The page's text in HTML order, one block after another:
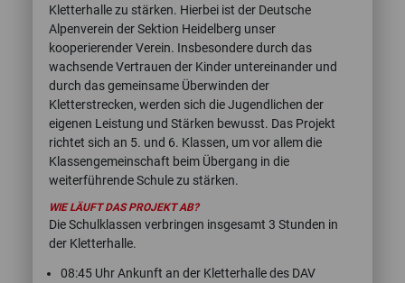
Kletterhalle zu stärken. Hierbei ist der Deutsche
Alpenverein der Sektion Heidelberg unser
kooperierender Verein. Insbesondere durch das
wachsende Vertrauen der Kinder untereinander und
durch das gemeinsame Überwinden der
Kletterstrecken, werden sich die Jugendlichen der
eigenen Leistung und Stärken bewusst. Das Projekt
richtet sich an 5. und 6. Klassen, um vor allem die
Klassengemeinschaft beim Übergang in die
weiterführende Schule zu stärken.
WIE LÄUFT DAS PROJEKT AB?
Die Schulklassen verbringen insgesamt 3 Stunden in
der Kletterhalle.
08:45 Uhr Ankunft an der Kletterhalle des DAV